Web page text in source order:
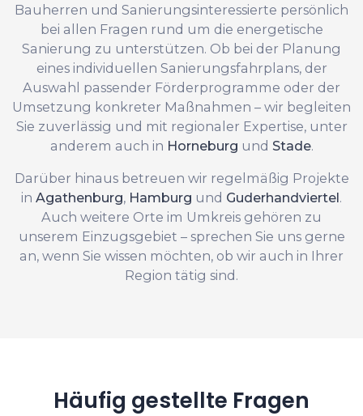
Bauherren und Sanierungsinteressierte persönlich
bei allen Fragen rund um die energetische
Sanierung zu unterstützen. Ob bei der Planung
eines individuellen Sanierungsfahrplans, der
Auswahl passender Förderprogramme oder der
Umsetzung konkreter Maßnahmen – wir begleiten
Sie zuverlässig und mit regionaler Expertise, unter
anderem auch in Horneburg und Stade.
Darüber hinaus betreuen wir regelmäßig Projekte
in Agathenburg, Hamburg und Guderhandviertel.
Auch weitere Orte im Umkreis gehören zu
unserem Einzugsgebiet – sprechen Sie uns gerne
an, wenn Sie wissen möchten, ob wir auch in Ihrer
Region tätig sind.
Häufig gestellte Fragen